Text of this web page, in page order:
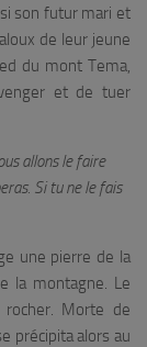
son futur mari et
de leur jeune
du mont Tema,
et de tuer
allons le faire
Si tu ne le fais
une pierre de la
la montagne. Le
Morte de
précipita alors au